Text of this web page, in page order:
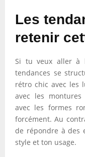
Les
retenir
Si tu veux aller à
tendances se
rétro chic avec les
avec les montures
avec les formes
forcément. Au
de répondre à des
style et ton usage.